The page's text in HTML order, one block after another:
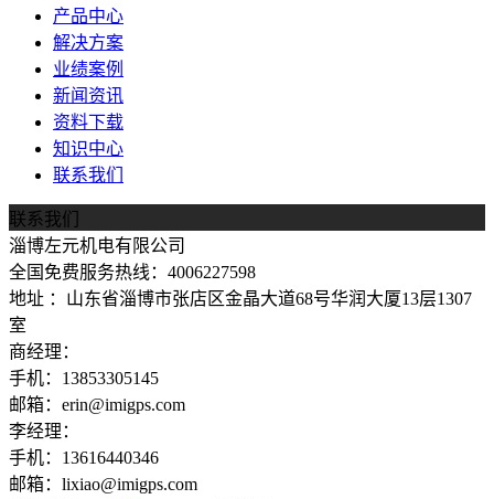
产品中心
解决方案
业绩案例
新闻资讯
资料下载
知识中心
联系我们
联系我们
淄博左元机电有限公司
全国免费服务热线：4006227598
地址 ：山东省淄博市张店区金晶大道68号华润大厦13层1307
室
商经理：
手机：13853305145
邮箱：erin@imigps.com
李经理：
手机：13616440346
邮箱：lixiao@imigps.com